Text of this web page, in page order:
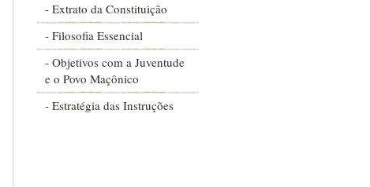
- Extrato da Constituição
- Filosofia Essencial
- Objetivos com a Juventude
e o Povo Maçônico
- Estratégia das Instruções